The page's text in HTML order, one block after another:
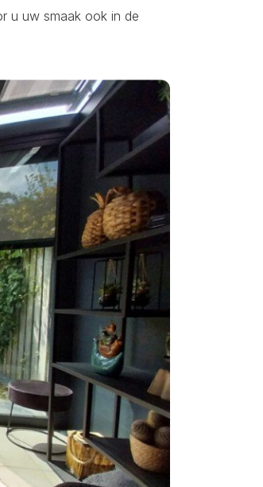
u uw smaak ook in de